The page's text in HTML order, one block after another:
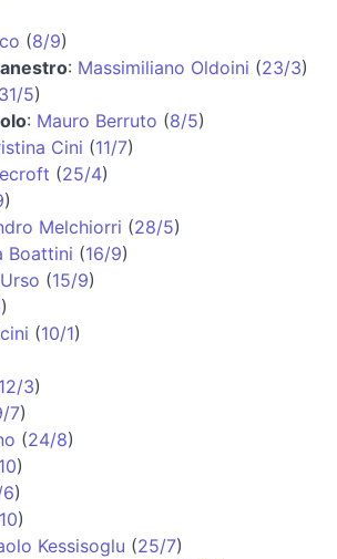
(8/9)
: Massimiliano Oldoini (23/3)
31/5)
: Mauro Berruto (8/5)
Cini (11/7)
(25/4)
)
Melchiorri (28/5)
Boattini (16/9)
(15/9)
)
(10/1)
12/3)
7)
(24/8)
)
)
)
Kessisoglu (25/7)